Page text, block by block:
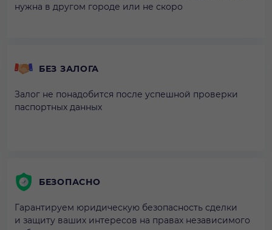
нужна в другом городе или не скоро
БЕЗ ЗАЛОГА
Залог не понадобится после успешной проверки
паспортных данных
БЕЗОПАСНО
Гарантируем юридическую безопасность сделки
и защиту ваших интересов на правах независимого